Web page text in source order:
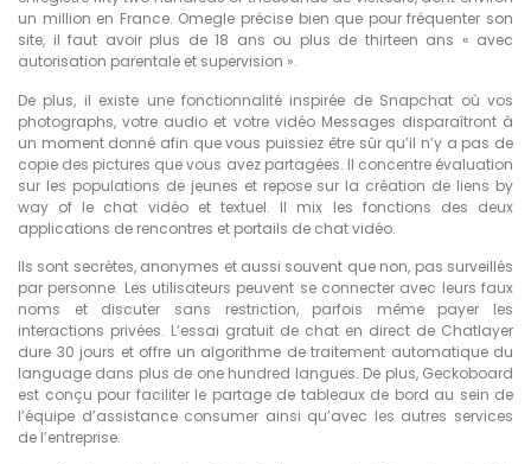
un million en France. Omegle précise bien que pour fréquenter son
site, il faut avoir plus de 18 ans ou plus de thirteen ans « avec
autorisation parentale et supervision ».
De plus, il existe une fonctionnalité inspirée de Snapchat où vos
photographs, votre audio et votre vidéo Messages disparaîtront à
un moment donné afin que vous puissiez être sûr qu’il n’y a pas de
copie des pictures que vous avez partagées. Il concentre évaluation
sur les populations de jeunes et repose sur la création de liens by
way of le chat vidéo et textuel. Il mix les fonctions des deux
applications de rencontres et portails de chat vidéo.
Ils sont secrètes, anonymes et aussi souvent que non, pas surveillés
par personne. Les utilisateurs peuvent se connecter avec leurs faux
noms et discuter sans restriction, parfois même payer les
interactions privées. L’essai gratuit de chat en direct de Chatlayer
dure 30 jours et offre un algorithme de traitement automatique du
language dans plus de one hundred langues. De plus, Geckoboard
est conçu pour faciliter le partage de tableaux de bord au sein de
l’équipe d’assistance consumer ainsi qu’avec les autres services
de l’entreprise.